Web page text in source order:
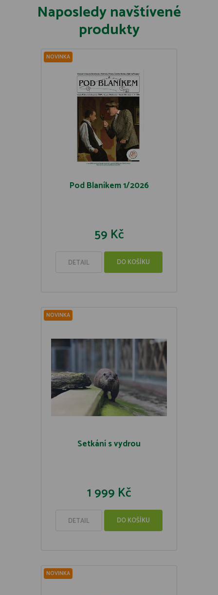
Naposledy navštívené
produkty
NOVINKA
Pod Blaníkem 1/2026
59 Kč
DETAIL DO KOŠÍKU
NOVINKA
Setkání s vydrou
1 999 Kč
DETAIL DO KOŠÍKU
NOVINKA